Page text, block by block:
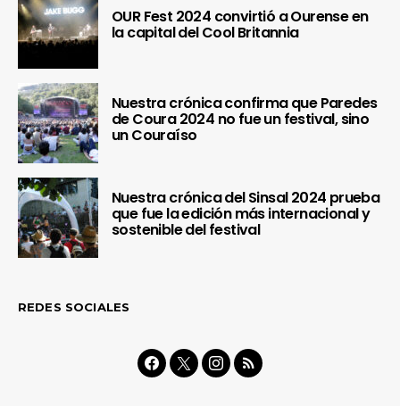
OUR Fest 2024 convirtió a Ourense en
la capital del Cool Britannia
Nuestra crónica confirma que Paredes
de Coura 2024 no fue un festival, sino
un Couraíso
Nuestra crónica del Sinsal 2024 prueba
que fue la edición más internacional y
sostenible del festival
REDES SOCIALES